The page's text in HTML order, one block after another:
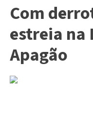
Com
estreia na
Apagão